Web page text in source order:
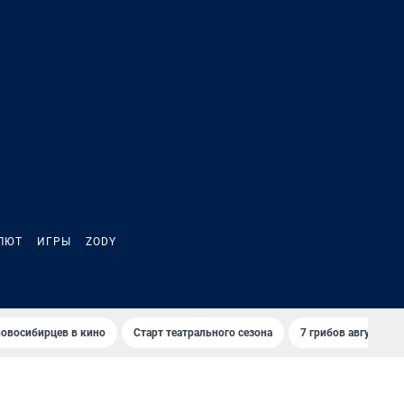
ИГРЫ ZODY
в кино Старт театрального сезона 7 грибов августа